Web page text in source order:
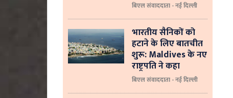
बिएल संवाददाता - नई दिल्ली
भारतीय सैनिकों को
हटाने के लिए बातचीत
शुरू: Maldives के नए
राष्ट्रपति ने कहा
बिएल संवाददाता - नई दिल्‍ली